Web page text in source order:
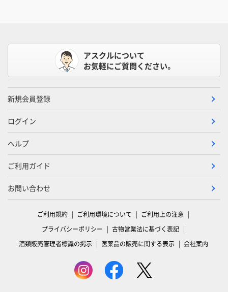
アスクルについて
お気軽にご質問ください。
新規会員登録
ログイン
ヘルプ
ご利用ガイド
お問い合わせ
ご利用規約 ご利用環境について
ご利用上の注意
プライバシーポリシー
古物営業法に基づく表記
酒類販売管理者標識の掲示
医薬品の販売に関する表示 会社案内